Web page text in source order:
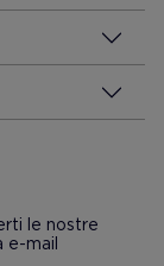
le nostre
mail